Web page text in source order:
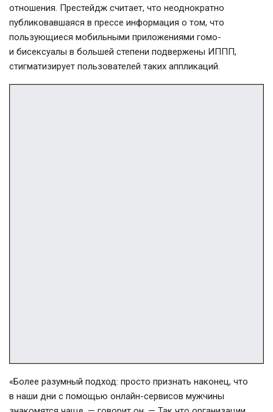
отношения. Престейдж считает, что неоднократно
публиковавшаяся в прессе информация о том, что
пользующиеся мобильными приложениями гомо-
и бисексуалы в большей степени подвержены ИППП,
стигматизирует пользователей таких аппликаций.
«Более разумный подход: просто признать наконец, что
в наши дни с помощью онлайн-сервисов мужчины